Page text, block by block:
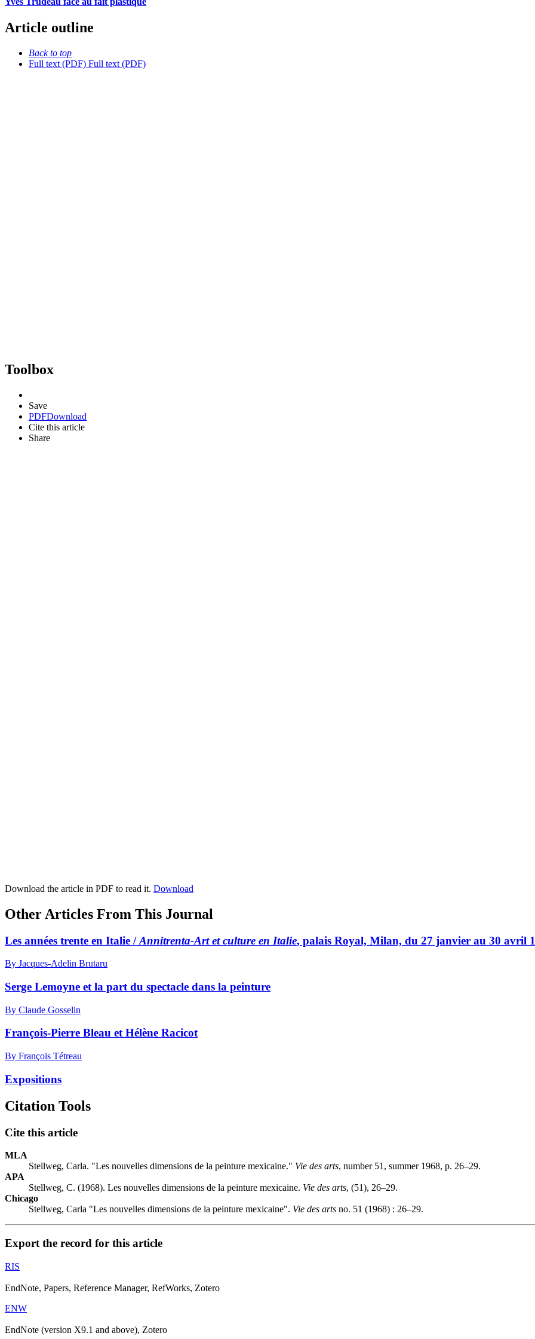
Article outline
Back to top
Full text (PDF) Full text (PDF)
Toolbox
Save
PDFDownload
Cite this article
Share
Download the article in PDF to read it. Download
Other Articles From This Journal
Les années trente en Italie /Annitrenta-Art et culture en Italie, palais Royal, Milan, du 27 janvier au 30 avril
By Jacques-Adelin Brutaru
Serge Lemoyne et la part du spectacle dans la peinture
By Claude Gosselin
François-Pierre Bleau et Hélène Racicot
By François Tétreau
Expositions
Citation Tools
Cite this article
MLA
Stellweg, Carla. "Les nouvelles dimensions de la peinture mexicaine." Vie des arts, number 51, summer 1968, p. 26–29.
APA
Stellweg, C. (1968). Les nouvelles dimensions de la peinture mexicaine. Vie des arts, (51), 26–29.
Chicago
Stellweg, Carla "Les nouvelles dimensions de la peinture mexicaine". Vie des arts no. 51 (1968) : 26–29.
Export the record for this article
RIS
EndNote, Papers, Reference Manager, RefWorks, Zotero
ENW
EndNote (version X9.1 and above), Zotero